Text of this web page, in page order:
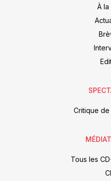
À la
Critique
Tous les